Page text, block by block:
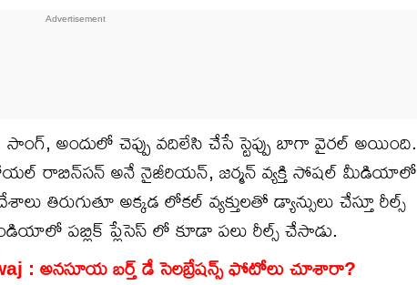
సాంగ్, అందులో చెప్పు వదిలేసి చేసే స్టెప్పు బాగా వైరల్ అయింది.
నోయల్ రాబిన్‌సన్ అనే నైజీరియన్, జర్మన్ వ్యక్తి సోషల్ మీడియాలో
తిరుగుతూ అక్కడ లోకల్ వ్యక్తులతో డ్యాన్సులు చేస్తూ రీల్స్
పబ్లిక్ ప్లేసెస్ లో కూడా పలు రీల్స్ చేసాడు.
: అనసూయ బర్త్ డే సెలబ్రేషన్స్ ఫోటోలు చూశారా?